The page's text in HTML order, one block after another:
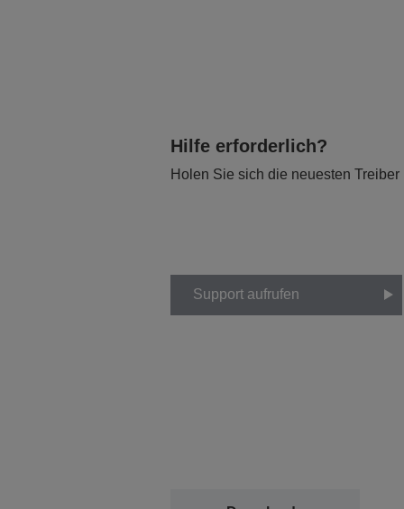
Hilfe erforderlich?
Holen Sie sich die neuesten Treiber
Support aufrufen